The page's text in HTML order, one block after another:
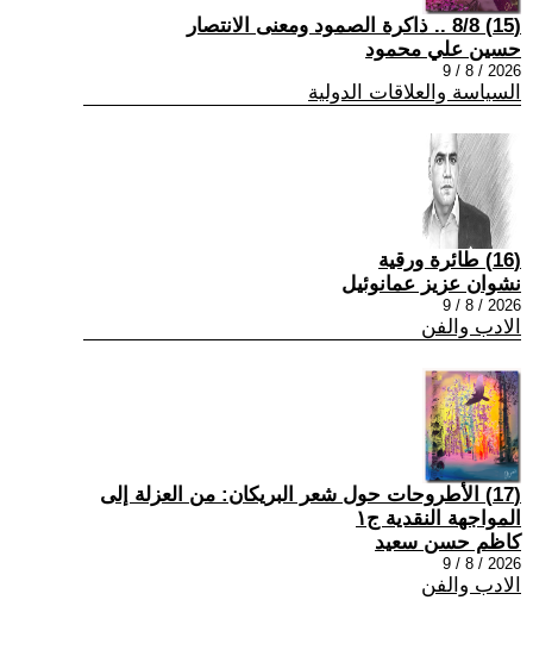
(15) 8/8 .. ذاكرة الصمود ومعنى الانتصار
حسين علي محمود
2026 / 8 / 9
السياسة والعلاقات الدولية
(16) طائرة ورقية
نشوان عزيز عمانوئيل
2026 / 8 / 9
الادب والفن
(17) الأطروحات حول شعر البريكان: من العزلة إلى
المواجهة النقدية ج١
كاظم حسن سعيد
2026 / 8 / 9
الادب والفن